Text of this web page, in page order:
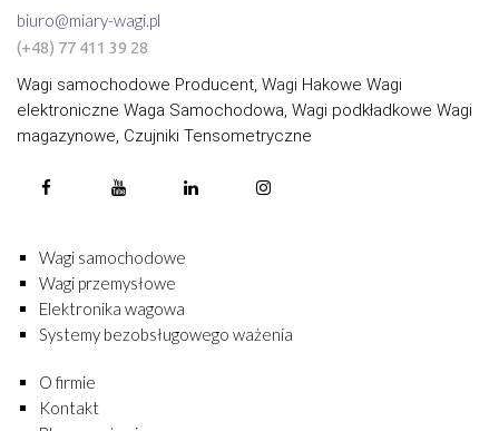
biuro@miary-wagi.pl
(+48) 77 411 39 28
Wagi samochodowe Producent, Wagi Hakowe Wagi
elektroniczne Waga Samochodowa, Wagi podkładkowe Wagi
magazynowe, Czujniki Tensometryczne
Wagi samochodowe
Wagi przemysłowe
Elektronika wagowa
Systemy bezobsługowego ważenia
O firmie
Kontakt